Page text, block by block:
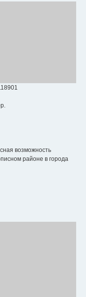
возможность
районе в города